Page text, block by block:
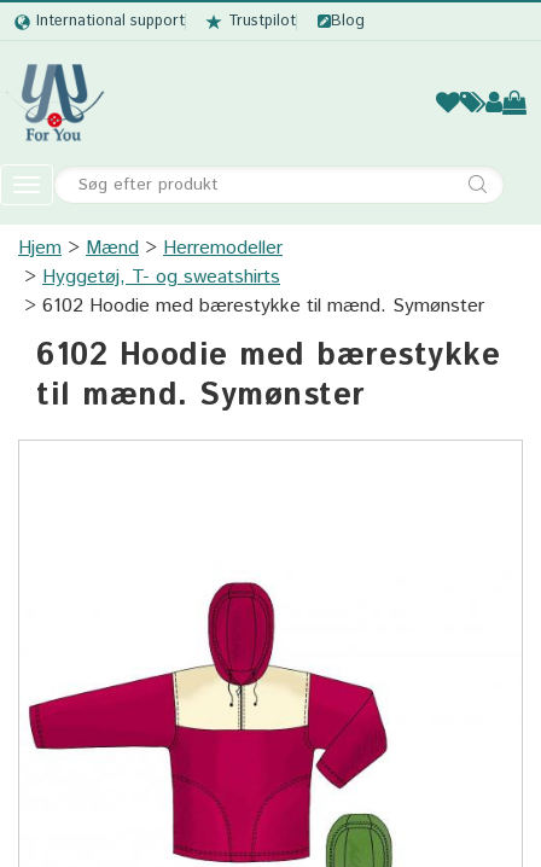
International support Trustpilot Blog
Kvinder
Toggle
navigation
Kvinder
Mænd
Børn
Accessories
Hjem Mænd
Herremodeller
Hyggetøj, T- og sweatshirts
6102 Hoodie med bærestykke til mænd. Symønster
6102 Hoodie med bærestykke
til mænd. Symønster